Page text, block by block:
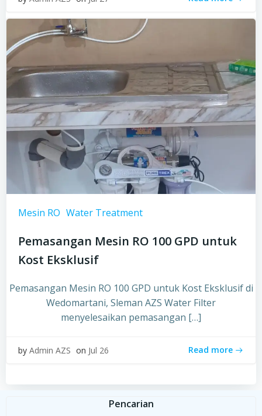
Mesin RO Water Treatment
Pemasangan Mesin RO 100 GPD untuk
Kost Eksklusif
Pemasangan Mesin RO 100 GPD untuk Kost Eksklusif di
Wedomartani, Sleman AZS Water Filter
menyelesaikan pemasangan […]
by Admin AZS on Jul 26 Read more
Pencarian